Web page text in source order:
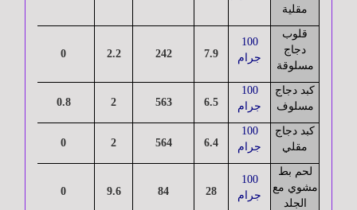
مقلية
قلوب
دجاج
مسلوقة
100
جرام
7.9
242
2.2
0
كبد دجاج
مسلوف
100
جرام
6.5
563
2
0.8
كبد دجاج
مقلي
100
جرام
6.4
564
2
0
لحم بط
مشوي مع
الجلد
100
جرام
28
84
9.6
0